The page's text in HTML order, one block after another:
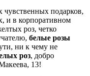
подарков,
и в корпоративном
роз, четко
белые розы
ни к чему не
роз, добро
13!